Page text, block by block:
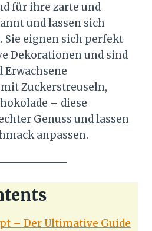
für ihre zarte und
und lassen sich
eignen sich perfekt
Dekorationen und sind
Erwachsene
Zuckerstreuseln,
– diese
Genuss und lassen
anpassen.
– Der Ultimative Guide